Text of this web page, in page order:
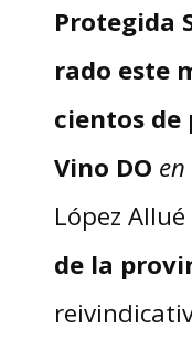
Protegida
rado este
cientos de
Vino DO en
López Allué
de la